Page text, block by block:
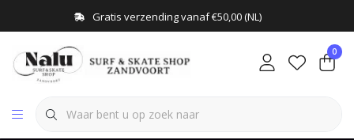
Gratis verzending vanaf €50,00 (NL)
0